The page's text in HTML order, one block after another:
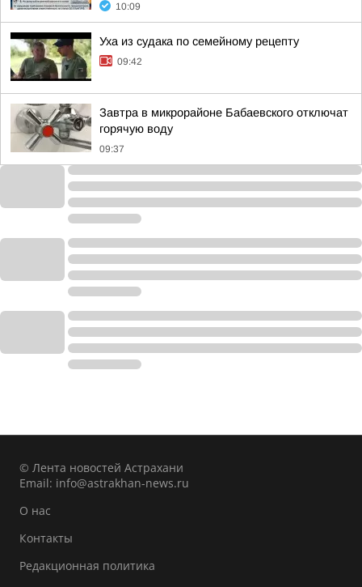
10:09
Уха из судака по семейному рецепту
09:42
Завтра в микрорайоне Бабаевского отключат
горячую воду
09:37
© Лента новостей Астрахани
Email: info@astrakhan-news.ru
О нас
Контакты
Редакционная политика